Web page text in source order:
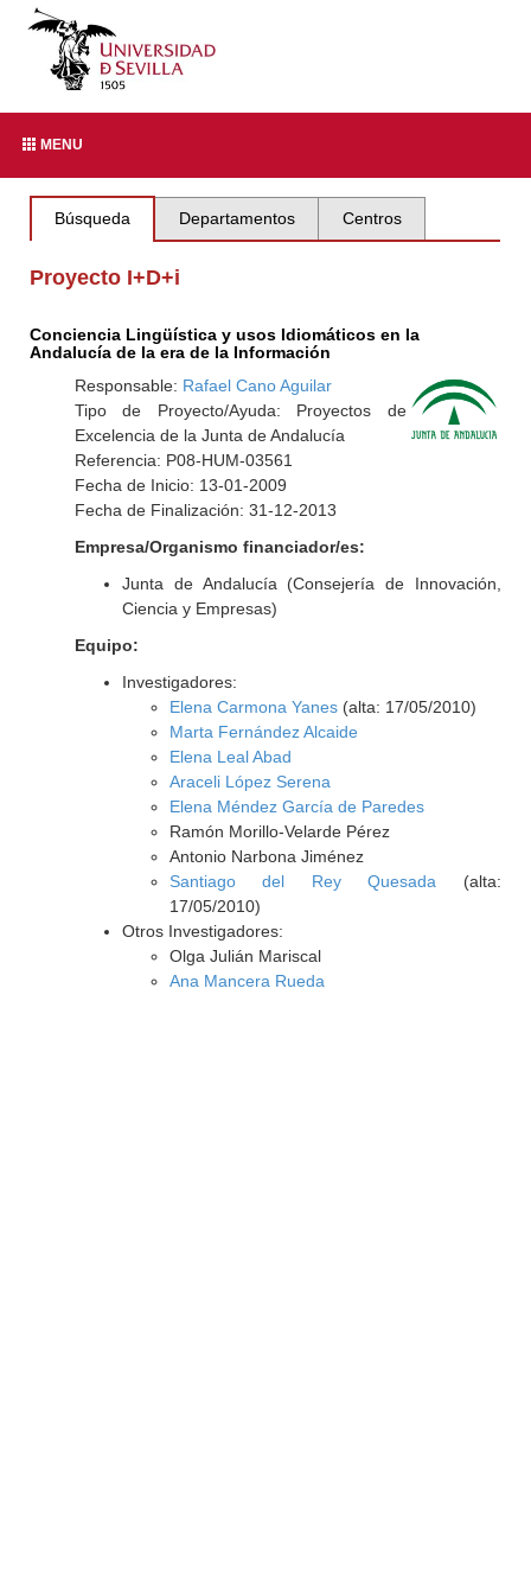
MENU
Búsqueda Departamentos Centros
Proyecto I+D+i
Conciencia Lingüística y usos Idiomáticos en la
Andalucía de la era de la Información
Responsable: Rafael Cano Aguilar
Tipo de Proyecto/Ayuda: Proyectos de
Excelencia de la Junta de Andalucía
Referencia: P08-HUM-03561
Fecha de Inicio: 13-01-2009
Fecha de Finalización: 31-12-2013
Empresa/Organismo financiador/es:
Junta de Andalucía (Consejería de Innovación,
Ciencia y Empresas)
Equipo:
Investigadores:
Elena Carmona Yanes(alta: 17/05/2010)
Marta Fernández Alcaide
Elena Leal Abad
Araceli López Serena
Elena Méndez García de Paredes
Ramón Morillo-Velarde Pérez
Antonio Narbona Jiménez
Santiago del Rey Quesada (alta:
17/05/2010)
Otros Investigadores:
Olga Julián Mariscal
Ana Mancera Rueda